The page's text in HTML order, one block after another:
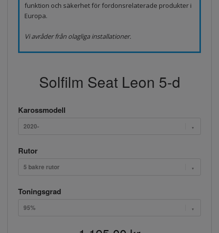
funktion och säkerhet för fordonsrelaterade produkter i
Europa.
Vi avråder från olagliga installationer.
Solfilm Seat Leon 5-d
Karossmodell
2020-
Rutor
5 bakre rutor
Toningsgrad
95%